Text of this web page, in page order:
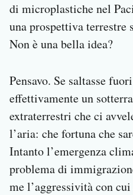
di microplastiche nel
una prospettiva
Non è una bella idea?
Pensavo. Se saltasse
effettivamente un
extraterrestri che ci
l’aria: che fortuna che
Intanto l’emergenza
problema di
me l’aggressività con